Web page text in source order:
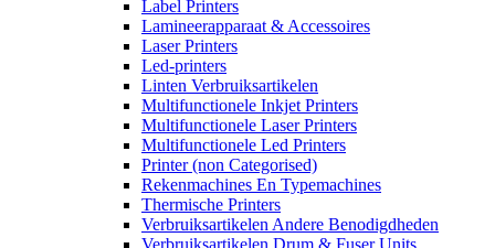
Label Printers
Lamineerapparaat & Accessoires
Laser Printers
Led-printers
Linten Verbruiksartikelen
Multifunctionele Inkjet Printers
Multifunctionele Laser Printers
Multifunctionele Led Printers
Printer (non Categorised)
Rekenmachines En Typemachines
Thermische Printers
Verbruiksartikelen Andere Benodigdheden
Verbruiksartikelen Drum & Fuser Units